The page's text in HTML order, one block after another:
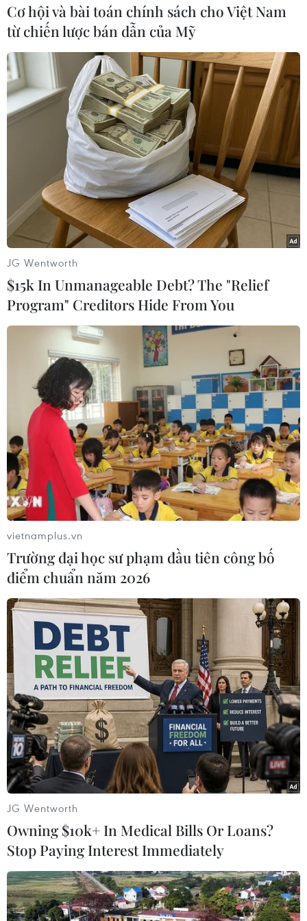
Bị cáo Phan Văn Vĩnh được cơ quan chức năng dẫn giải ra tòa.
(Ảnh: Trung Kiên/TTXVN)
Luật sư bào chữa nói chuyện với bị cáo Nguyễn Văn Dương
trước giờ xét xử. (Ảnh: Trung Kiên/TTXVN)
(TTXVN/Vietnam+)
#Camera an ninh
#Đánh bạc nghìn tỷ
#Phan Văn Vĩnh
#Phan Sào Nam
#Nguyễn Văn Dương
#Nguyễn Thanh Hóa
#tin tức trong nước
#VietnamPlus #Vietnam #Plus
Theo dõi VietnamPlus
Cơ hội và bài toán chính sách cho Việt Nam
từ chiến lược bán dẫn của Mỹ
JG Wentworth
$15k In Unmanageable Debt? The "Relief
Program" Creditors Hide From You
vietnamplus.vn
Trường đại học sư phạm đầu tiên công bố
điểm chuẩn năm 2026
JG Wentworth
Owning $10k+ In Medical Bills Or Loans?
Stop Paying Interest Immediately